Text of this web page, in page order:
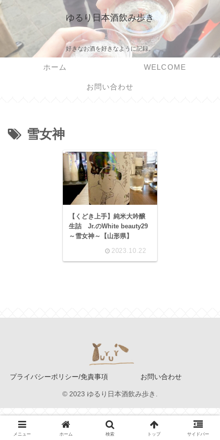
ゆるり日本酒飲み歩き
好きなお酒を好きなように記録。
ホーム WELCOME
お問い合わせ
雪女神
【くどき上手】純米大吟醸
生詰 Jr.のWhite beauty29
～雪女神～【山形県】
2023.10.22
プライバシーポリシー/免責事項 お問い合わせ
© 2023 ゆるり日本酒飲み歩き.
メニュー ホーム 検索 トップ サイドバー